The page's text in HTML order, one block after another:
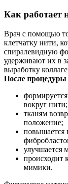
Как работает
Врач с помощью
клетчатку нити,
спиралевидную
удерживают их в
выработку
После процедуры
вокруг нити;
тканям
положение;
повышается
улучшается
происходит
мимики.